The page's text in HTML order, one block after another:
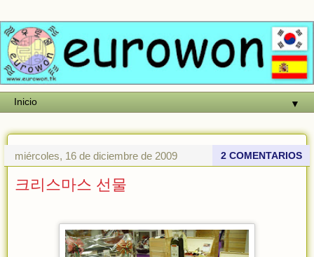
▼
miércoles, 16 de diciembre de 2009 2 COMENTARIOS
크리스마스 선물